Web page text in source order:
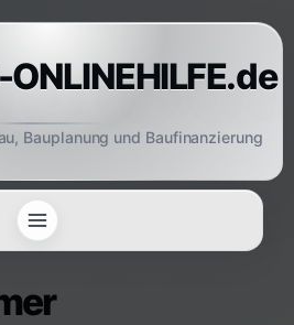
Bauplanung und Baufinanzierung